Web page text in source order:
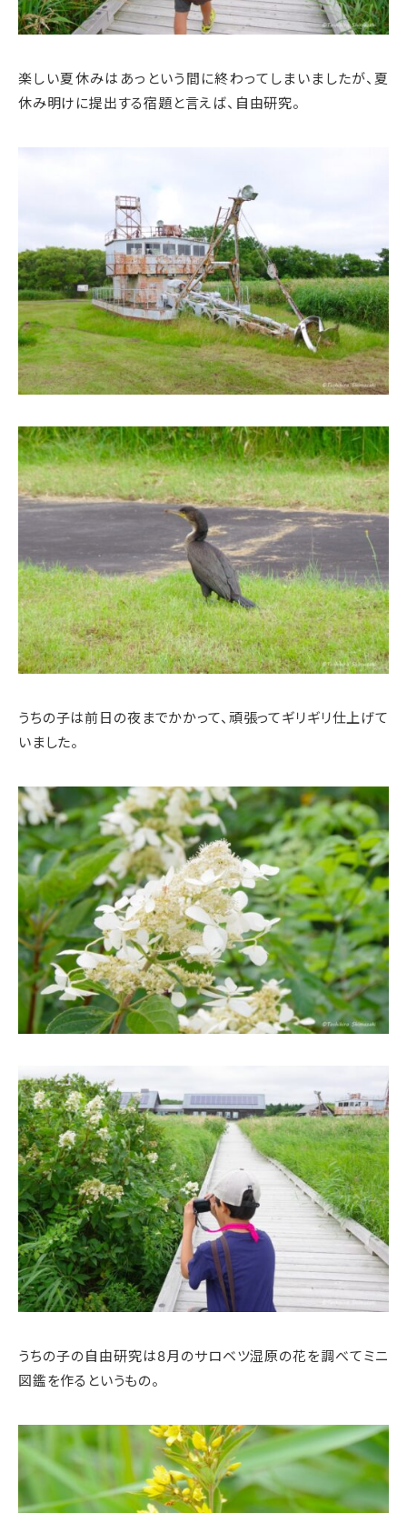
楽しい夏休みはあっという間に終わってしまいましたが、夏
休み明けに提出する宿題と言えば、自由研究。
うちの子は前日の夜までかかって、頑張ってギリギリ仕上げて
いました。
うちの子の自由研究は8月のサロベツ湿原の花を調べてミニ
図鑑を作るというもの。